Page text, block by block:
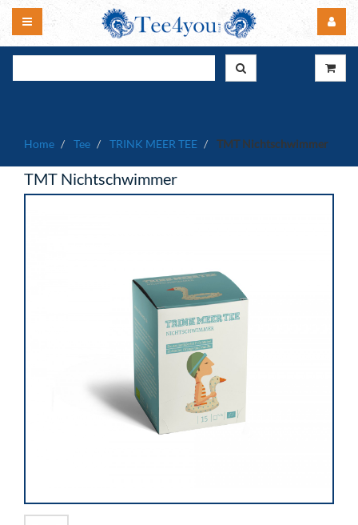
Home Tee TRINK MEER TEE TMT Nichtschwimmer
TMT Nichtschwimmer